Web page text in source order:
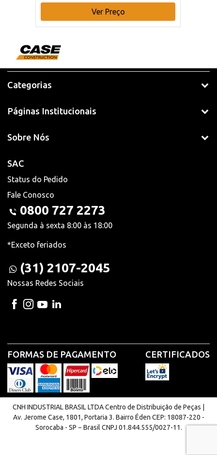
Ver Preço
Categorias
Páginas Institucionais
Sobre Nós
SAC
Status do Pedido
Fale Conosco
0800 727 2273
Segunda à sexta 8:00 às 18:00
*Exceto feriados
(31) 2107-2045
Nossas Redes Sociais
FORMAS DE PAGAMENTO CERTIFICADOS
CNH INDUSTRIAL BRASIL LTDA Centro de Distribuição de Peças |
Av. Jerome Case, 1801, Portaria 3. Bairro Éden CEP: 18087-220 -
Sorocaba - SP − Brasil CNPJ 01.844.555/0027-11.